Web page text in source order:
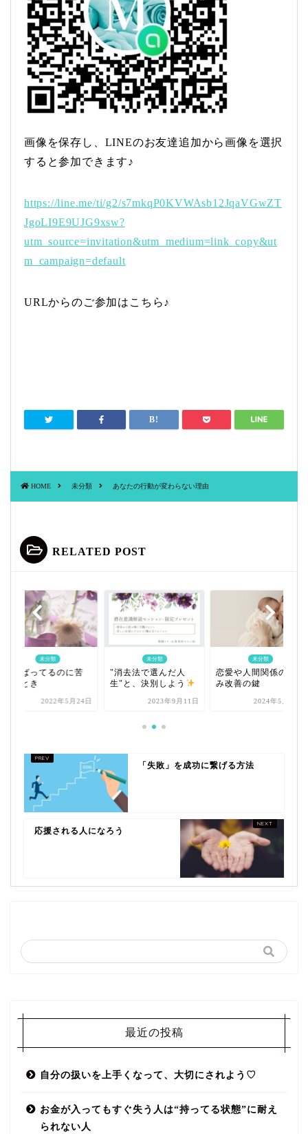
画像を保存し、LINEのお友達追加から画像を選択
すると参加できます♪
https://line.me/ti/g2/s7mkqP0KVWAsb12JqaVGwZT
JgoLI9E9UJG9xsw?
utm_source=invitation&utm_medium=link_copy&ut
m_campaign=default
URLからのご参加はこちら♪
HOME 未分類 あなたの行動が変わらない理由
RELATED POST
未分類
がんばってるのに苦
しいとき
2022年5月24日
未分類
"消去法で選んだ人
生"と、決別しよう
2023年9月11日
未分類
恋愛や人間関係の悩
み改善の鍵
2024年5月12日
「失敗」を成功に繋げる方法
応援される人になろう
最近の投稿
自分の扱いを上手くなって、大切にされよう♡
お金が入ってもすぐ失う人は“持ってる状態”に耐え
られない人